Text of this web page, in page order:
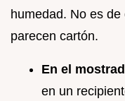
humedad. No es
parecen cartón.
En el
en un